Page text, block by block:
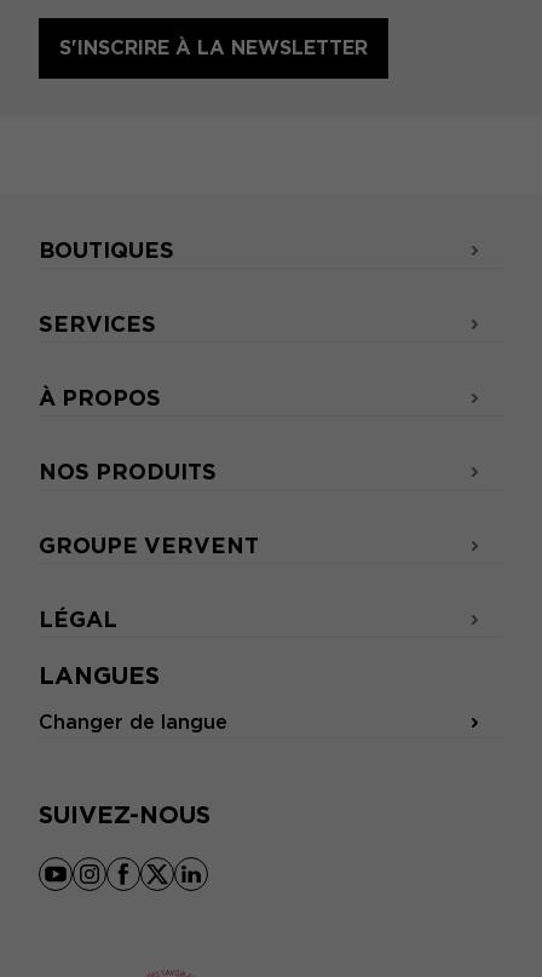
S'INSCRIRE À LA NEWSLETTER
LANGUES
Changer de langue
SUIVEZ-NOUS
youtube
instagram
facebook
x linkedin
BOUTIQUES
SERVICES
À PROPOS
NOS PRODUITS
GROUPE VERVENT
LÉGAL